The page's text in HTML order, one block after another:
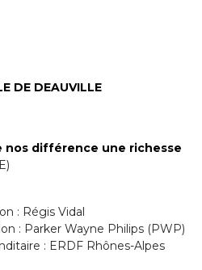
DE DEAUVILLE
nos différence une richesse
: Régis Vidal
: Parker Wayne Philips (PWP)
: ERDF Rhônes-Alpes